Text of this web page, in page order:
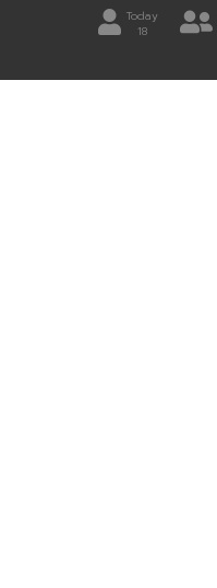
Today
18